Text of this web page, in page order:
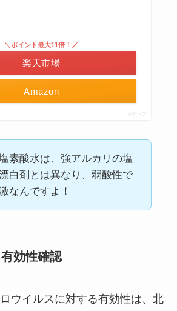
Amazon
＼ポイント最大11倍！／
楽天市場
ポチップ
素酸水は、強アルカリの塩
白剤とは異なり、弱酸性で
なんですよ！
効性確認
ウイルスに対する有効性は、北